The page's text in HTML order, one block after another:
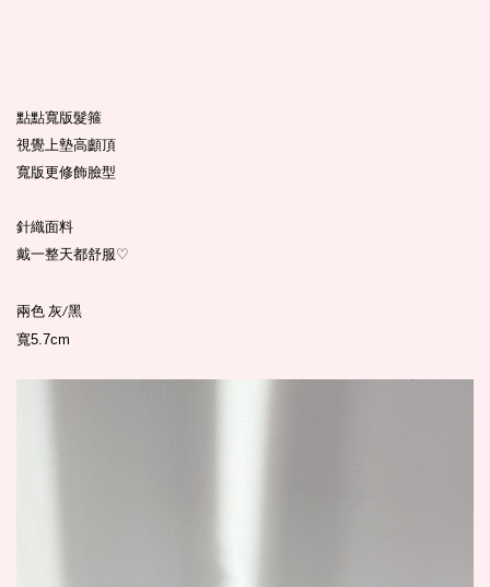
點點寬版髮箍
視覺上墊高顱頂
寬版更修飾臉型
針織面料
戴一整天都舒服♡
兩色 灰/黑
寬5.7cm